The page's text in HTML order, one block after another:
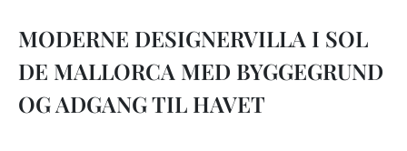
PROJEKTUDVIKLING PÅ MALLORCA
NYBYGGEDE VILLAER
LUKSUS EJENDOM
SERVICE
OM OS
EJENDOMSREGIONER
MODERNE DESIGNERVILLA I SOL
DE MALLORCA MED BYGGEGRUND
OG ADGANG TIL HAVET